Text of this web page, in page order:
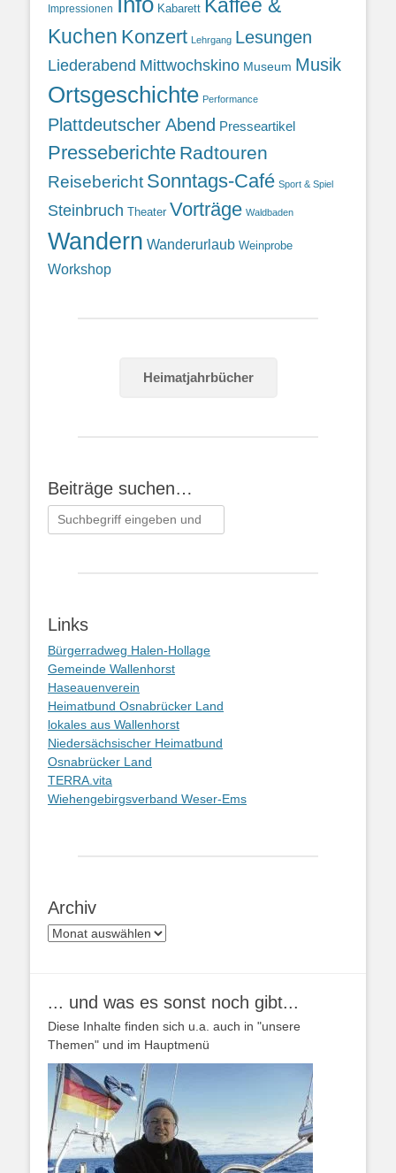
Impressionen Kabarett Kaffee &
Kuchen Konzert Lehrgang Lesungen
Liederabend Mittwochskino Museum Musik
Ortsgeschichte Performance
Plattdeutscher Abend Presseartikel
Presseberichte Radtouren
Reisebericht Sonntags-Café Sport & Spiel
Steinbruch Theater Vorträge Waldbaden
Wandern Wanderurlaub Weinprobe
Workshop
Heimatjahrbücher
Beiträge suchen…
Suchen
nach:
Links
Bürgerradweg Halen-Hollage
Gemeinde Wallenhorst
Haseauenverein
Heimatbund Osnabrücker Land
lokales aus Wallenhorst
Niedersächsischer Heimatbund
Osnabrücker Land
TERRA.vita
Wiehengebirgsverband Weser-Ems
Archiv
Archiv
... und was es sonst noch gibt...
Diese Inhalte finden sich u.a. auch in "unsere
Themen" und im Hauptmenü